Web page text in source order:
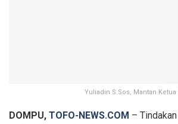
Yuliadin S.Sos, Mantan
DOMPU, TOFO-NEWS.COM –